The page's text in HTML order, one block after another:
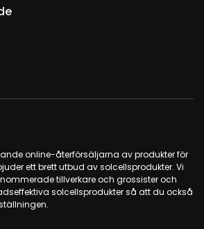
online-återförsäljarna av produkter för
ett brett utbud av solcellsprodukter. Vi
tillverkare och grossister och
solcellsprodukter så att du också